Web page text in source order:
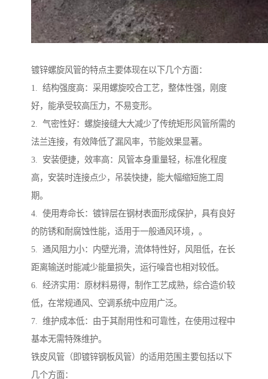
镀锌螺旋风管的特点主要体现在以下几个方面：
1. 结构强度高：采用螺旋咬合工艺，整体性强，刚度
好，能承受较高压力，不易变形。
2. 气密性好：螺旋接缝大大减少了传统矩形风管所需的
法兰连接，有效降低了漏风率，节能效果显著。
3. 安装便捷，效率高：风管本身重量轻，标准化程度
高，安装时连接点少，吊装快捷，能大幅缩短施工周
期。
4. 使用寿命长：镀锌层在钢材表面形成保护，具有良好
的防锈和耐腐蚀性能，适用于一般通风环境，。
5. 通风阻力小：内壁光滑，流体特性好，风阻低，在长
距离输送时能减少能量损失，运行噪音也相对较低。
6. 经济实用：原材料易得，制作工艺成熟，综合造价较
低，在常规通风、空调系统中应用广泛。
7. 维护成本低：由于其耐用性和可靠性，在使用过程中
基本无需特殊维护。
铁皮风管（即镀锌钢板风管）的适用范围主要包括以下
几个方面：